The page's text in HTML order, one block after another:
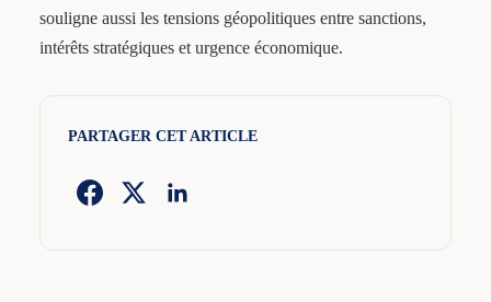
souligne aussi les tensions géopolitiques entre sanctions,
intérêts stratégiques et urgence économique.
PARTAGER CET ARTICLE